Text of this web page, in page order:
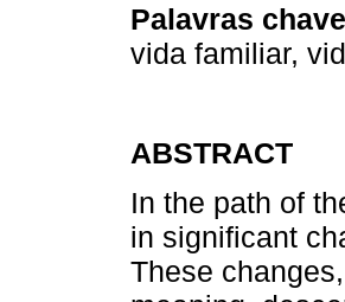
Palavras chave
vida familiar,
ABSTRACT
In the path of
in significant
These